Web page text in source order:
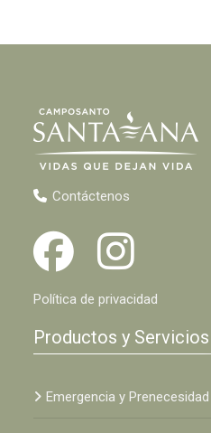
Contáctenos
Política de privacidad
Productos y Servicios
Emergencia y Prenecesidad